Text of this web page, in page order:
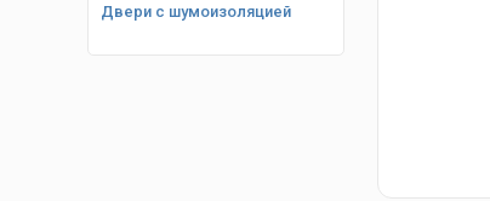
Двери с шумоизоляцией